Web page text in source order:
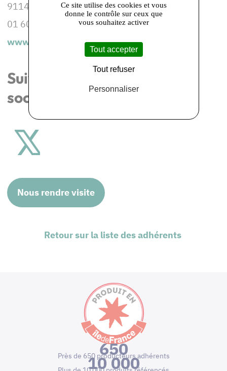
91140 VILLEBON-SUR-YVETTE
01 60 10 16 14
www.idfscoop.com/coop
Suivez-nous sur les réseaux
sociaux
Nous rendre visite
Retour sur la liste des adhérents
650
Près de 650 producteurs adhérents
10 000
Ce site utilise des cookies et vous
donne le contrôle sur ceux que
vous souhaitez activer
Tout accepter
Tout refuser
Personnaliser